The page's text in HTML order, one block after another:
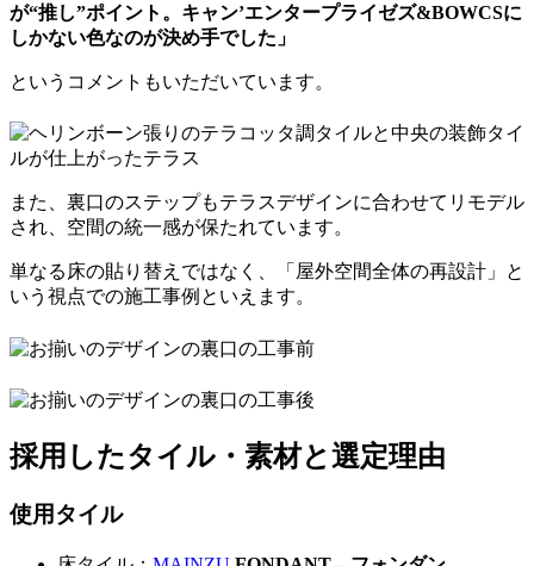
が“推し”ポイント。キャン’エンタープライゼズ&BOWCSに
しかない色なのが決め手でした」
というコメントもいただいています。
また、裏口のステップもテラスデザインに合わせてリモデル
され、空間の統一感が保たれています。
単なる床の貼り替えではなく、「屋外空間全体の再設計」と
いう視点での施工事例といえます。
採用したタイル・素材と選定理由
使用タイル